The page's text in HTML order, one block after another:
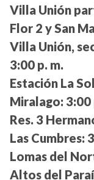
Villa Unión
Flor 2 y San
Villa Unión,
3:00 p. m.
Estación La
Miralago: 3:00
Res. 3
Las Cumbres:
Lomas del
Altos del